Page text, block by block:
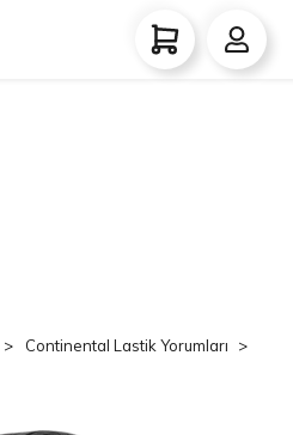
Continental Lastik Yorumları